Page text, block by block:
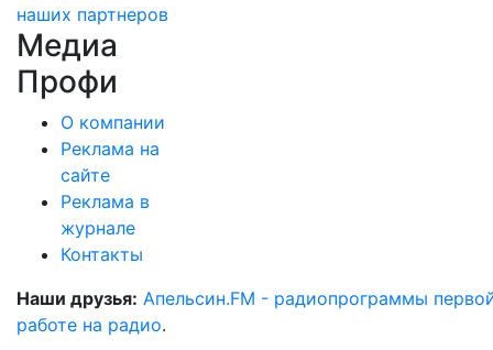
наших партнеров
Медиа
Профи
О компании
Реклама на
сайте
Реклама в
журнале
Контакты
Наши друзья: Апельсин.FM - радиопрограммы
работе на радио.